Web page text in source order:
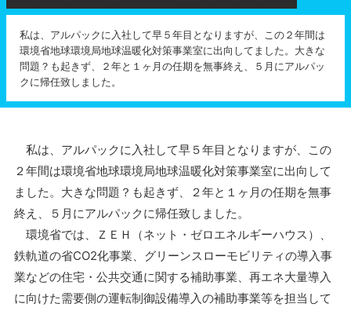
私は、アルパックに入社して早５年目となりますが、この２年間は
環境省地球環境局地球温暖化対策事業室に出向してました。大きな
問題？も起きず、２年と１ヶ月の任期を無事終え、５月にアルパッ
クに帰任致しました。
私は、アルパックに入社して早５年目となりますが、この
２年間は環境省地球環境局地球温暖化対策事業室に出向して
ました。大きな問題？も起きず、２年と１ヶ月の任期を無事
終え、５月にアルパックに帰任致しました。
環境省では、ＺＥＨ（ネット・ゼロエネルギーハウス）、
鉄軌道の省CO2化事業、グリーンスローモビリティの導入事
業などの住宅・公共交通に関する補助事業、再エネ大量導入
に向けた需要側の運転制御設備導入の補助事業等を担当して